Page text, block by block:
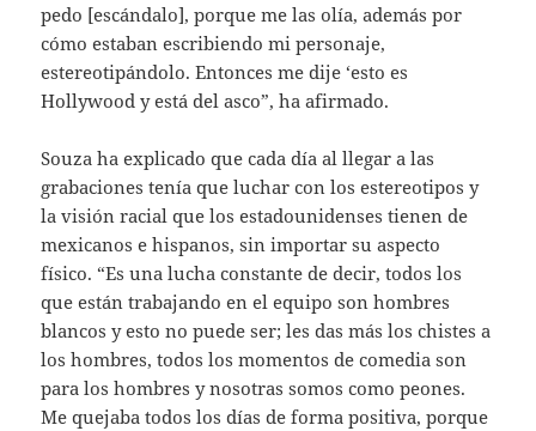
pedo [escándalo], porque me las olía, además por
cómo estaban escribiendo mi personaje,
estereotipándolo. Entonces me dije ‘esto es
Hollywood y está del asco”, ha afirmado.
Souza ha explicado que cada día al llegar a las
grabaciones tenía que luchar con los estereotipos y
la visión racial que los estadounidenses tienen de
mexicanos e hispanos, sin importar su aspecto
físico. “Es una lucha constante de decir, todos los
que están trabajando en el equipo son hombres
blancos y esto no puede ser; les das más los chistes a
los hombres, todos los momentos de comedia son
para los hombres y nosotras somos como peones.
Me quejaba todos los días de forma positiva, porque